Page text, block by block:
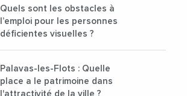
Quels sont les obstacles à
l’emploi pour les personnes
déficientes visuelles ?
Palavas-les-Flots : Quelle
place a le patrimoine dans
l'attractivité de la ville ?